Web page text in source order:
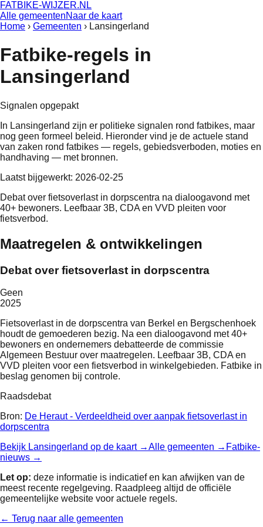
FATBIKE-WIJZER.NL
Alle gemeentenNaar de kaart
Home › Gemeenten › Lansingerland
Fatbike-regels in
Lansingerland
Signalen opgepakt
In Lansingerland zijn er politieke signalen rond fatbikes, maar
nog geen formeel beleid. Hieronder vind je de actuele stand
van zaken rond fatbikes — regels, gebiedsverboden, moties en
handhaving — met bronnen.
Laatst bijgewerkt: 2026-02-25
Debat over fietsoverlast in dorpscentra na dialoogavond met
40+ bewoners. Leefbaar 3B, CDA en VVD pleiten voor
fietsverbod.
Maatregelen & ontwikkelingen
Debat over fietsoverlast in dorpscentra
Geen
2025
Fietsoverlast in de dorpscentra van Berkel en Bergschenhoek
houdt de gemoederen bezig. Na een dialoogavond met 40+
bewoners en ondernemers debatteerde de commissie
Algemeen Bestuur over maatregelen. Leefbaar 3B, CDA en
VVD pleiten voor een fietsverbod in winkelgebieden. Fatbike in
beslag genomen bij controle.
Raadsdebat
Bron: De Heraut - Verdeeldheid over aanpak fietsoverlast in
dorpscentra
Bekijk Lansingerland op de kaart →Alle gemeenten → Fatbike-
nieuws →
Let op: deze informatie is indicatief en kan afwijken van de
meest recente regelgeving. Raadpleeg altijd de officiële
gemeentelijke website voor actuele regels.
← Terug naar alle gemeenten